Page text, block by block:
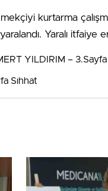
kurtarma
yaralandı. Yaralı
YILDIRIM – 3.Sayfa
Sıhhat